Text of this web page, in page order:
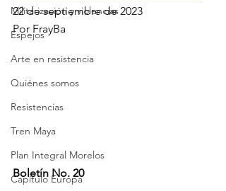
Militarización y violencias
Espejos
Arte en resistencia
Quiénes somos
Resistencias
Tren Maya
Plan Integral Morelos
Capítulo Europa
22 de septiembre de 2023
Por FrayBa
Boletín No. 20